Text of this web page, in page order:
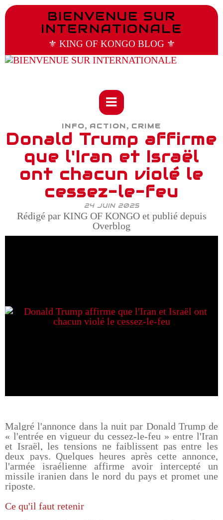
BIENVENUE SUR
INTERNATIONALE
⚜️ KING OF KONGO BLOG ⚜️
INFO, ACTION, CRIME
Donald Trump affirme
que l'Iran et Israël
ont chacun violé le
cessez-le-feu
24 JUIN 2025
Rédigé par KING OF KONGO et publié depuis
Overblog
Malgré l'annonce dans la nuit par Donald Trump de
« l'entrée en vigueur du cessez-le-feu » entre l'Iran
et Israël, les tensions ne faiblissent pas entre les
deux pays. Quelques heures après cette annonce,
l'armée israélienne affirme avoir intercepté un
missile iranien dans le nord du pays et promet une
riposte.
Ce qu'il faut retenir